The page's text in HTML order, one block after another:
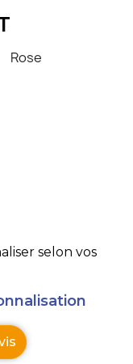
Rose
selon vos